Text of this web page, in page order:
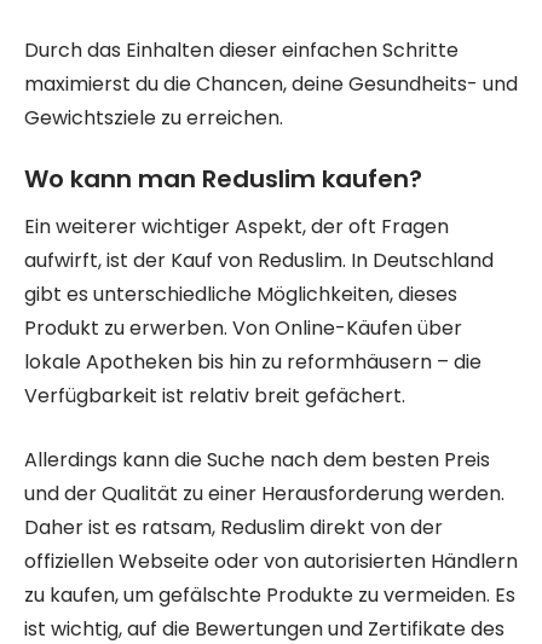
Durch das Einhalten dieser einfachen Schritte
maximierst du die Chancen, deine Gesundheits- und
Gewichtsziele zu erreichen.
Wo kann man Reduslim kaufen?
Ein weiterer wichtiger Aspekt, der oft Fragen
aufwirft, ist der Kauf von Reduslim. In Deutschland
gibt es unterschiedliche Möglichkeiten, dieses
Produkt zu erwerben. Von Online-Käufen über
lokale Apotheken bis hin zu reformhäusern – die
Verfügbarkeit ist relativ breit gefächert.
Allerdings kann die Suche nach dem besten Preis
und der Qualität zu einer Herausforderung werden.
Daher ist es ratsam, Reduslim direkt von der
offiziellen Webseite oder von autorisierten Händlern
zu kaufen, um gefälschte Produkte zu vermeiden. Es
ist wichtig, auf die Bewertungen und Zertifikate des